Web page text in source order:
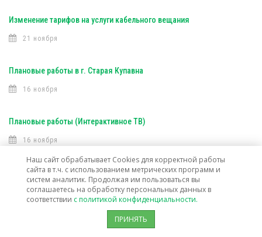
Изменение тарифов на услуги кабельного вещания
21 ноября
Плановые работы в г. Старая Купавна
16 ноября
Плановые работы (Интерактивное ТВ)
16 ноября
Плановые работы (Интерактивное ТВ)
7 ноября
Открыта техническая возможность подключения услуг связи в г. о.
Наш сайт обрабатывает Cookies для корректной работы
сайта в т.ч. с использованием метрических программ и
систем аналитик. Продолжая им пользоваться вы
соглашаетесь на обработку персональных данных в
соответствии с политикой конфиденциальности.
ПРИНЯТЬ